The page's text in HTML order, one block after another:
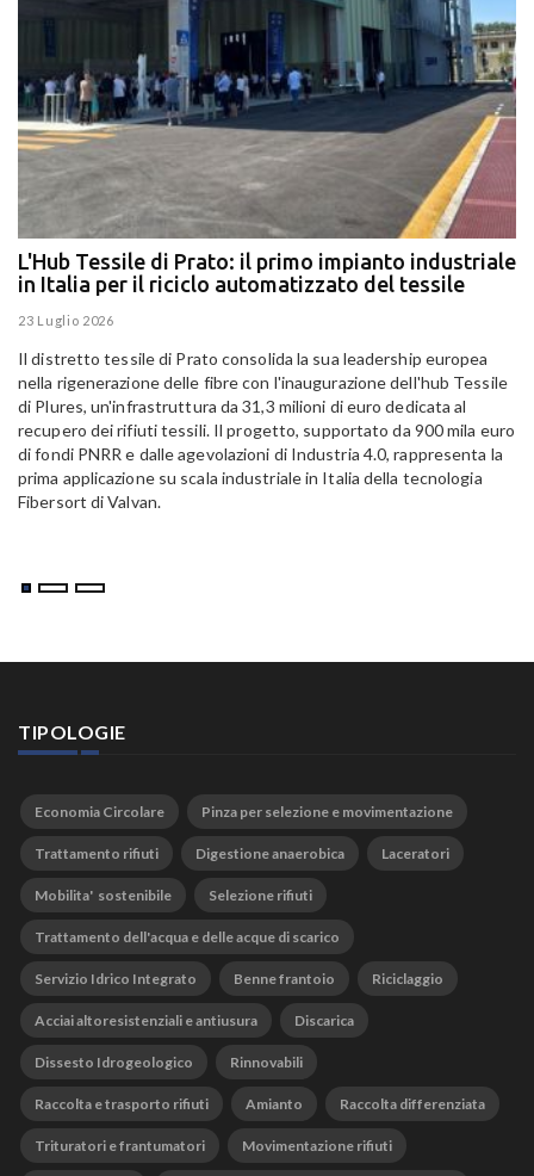
L'Hub Tessile di Prato: il primo impianto industriale
in Italia per il riciclo automatizzato del tessile
23 Luglio 2026
Il distretto tessile di Prato consolida la sua leadership europea
nella rigenerazione delle fibre con l'inaugurazione dell'hub Tessile
di Plures, un'infrastruttura da 31,3 milioni di euro dedicata al
recupero dei rifiuti tessili. Il progetto, supportato da 900 mila euro
di fondi PNRR e dalle agevolazioni di Industria 4.0, rappresenta la
prima applicazione su scala industriale in Italia della tecnologia
Fibersort di Valvan.
TIPOLOGIE
Economia Circolare Pinza per selezione e movimentazione
Trattamento rifiuti Digestione anaerobica Laceratori
Mobilita' sostenibile Selezione rifiuti
Trattamento dell'acqua e delle acque di scarico
Servizio Idrico Integrato Benne frantoio Riciclaggio
Acciai altoresistenziali e antiusura Discarica
Dissesto Idrogeologico Rinnovabili
Raccolta e trasporto rifiuti Amianto Raccolta differenziata
Trituratori e frantumatori Movimentazione rifiuti